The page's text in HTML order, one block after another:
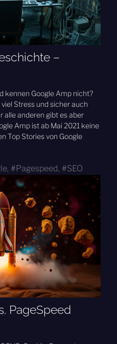
–
kennen Google Amp nicht?
Stress und sicher auch
alle anderen gibt es aber
Amp ist ab Mai 2021 keine
Top Stories von Google
, Pagespeed, SEO
PageSpeed